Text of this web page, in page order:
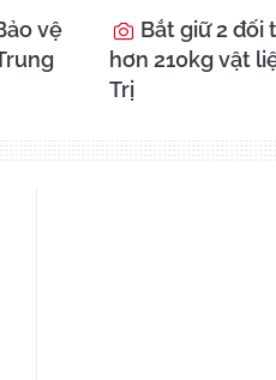
vệ
Bắt giữ 2 đối
hơn 210kg vật
Trị